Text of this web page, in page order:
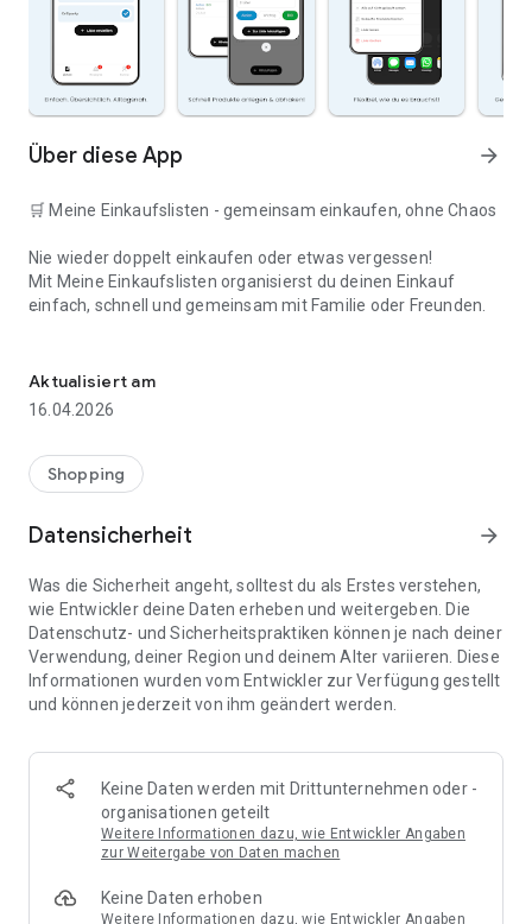
Über diese App arrow_forward
🛒 Meine Einkaufslisten - gemeinsam einkaufen, ohne Chaos
Nie wieder doppelt einkaufen oder etwas vergessen!
Mit Meine Einkaufslisten organisierst du deinen Einkauf
einfach, schnell und gemeinsam mit Familie oder Freunden.
👨‍👩‍👧 Gemeinsame Einkaufslisten in Echtzeit: Alle sehen
⚡ Superschnell & einfach: Liste in Sekunden erstellen und
sofort loslegen.
📱 Immer dabei: Deine Einkaufsliste ist jederzeit auf deinem
🤝 Teilen leicht gemacht: Lade andere ein und erledigt den
Einkauf gemeinsam.
🍳 Zutaten direkt aus Rezepten übernehmen: Importiere
Zutaten von Rezept-Webseiten und verwandle sie
🚀 DEINE VORTEILE IM ALLTAG
* Nie wieder doppelte Einkäufe
* Kein Chaos mehr beim Einkaufen
* Bessere Abstimmung mit Familie & Freunden
* Perfekt für die Essensplanung
Aktualisiert am
16.04.2026
Shopping
Datensicherheit arrow_forward
Was die Sicherheit angeht, solltest du als Erstes verstehen,
wie Entwickler deine Daten erheben und weitergeben. Die
Datenschutz- und Sicherheitspraktiken können je nach deiner
Verwendung, deiner Region und deinem Alter variieren. Diese
Informationen wurden vom Entwickler zur Verfügung gestellt
und können jederzeit von ihm geändert werden.
Keine Daten werden mit Drittunternehmen oder -
organisationen geteilt
Weitere Informationen dazu, wie Entwickler Angaben
zur Weitergabe von Daten machen
Keine Daten erhoben
Weitere Informationen dazu, wie Entwickler Angaben